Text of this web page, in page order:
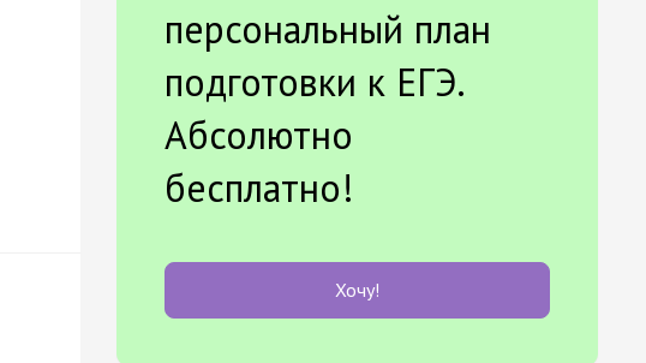
персональный план
подготовки к ЕГЭ.
Абсолютно
бесплатно!
Хочу!